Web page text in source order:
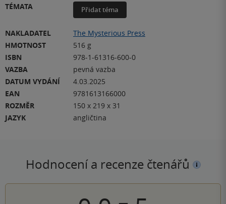
TÉMATA
Přidat téma
NAKLADATEL
The Mysterious Press
HMOTNOST
516 g
ISBN
978-1-61316-600-0
VAZBA
pevná vazba
DATUM VYDÁNÍ
4.03.2025
EAN
9781613166000
ROZMĚR
150 x 219 x 31
JAZYK
angličtina
Hodnocení a recenze čtenářů